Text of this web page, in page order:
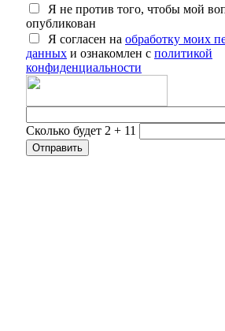
Я не против того, чтобы мой
опубликован
Я согласен на обработку моих
данных и ознакомлен с политикой
конфиденциальности
Сколько будет 2 + 11